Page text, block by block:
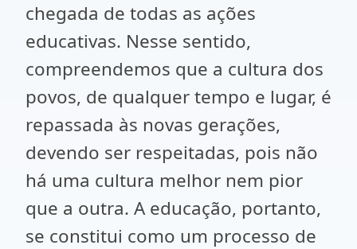
chegada de todas as ações
educativas. Nesse sentido,
compreendemos que a cultura dos
povos, de qualquer tempo e lugar, é
repassada às novas gerações,
devendo ser respeitadas, pois não
há uma cultura melhor nem pior
que a outra. A educação, portanto,
se constitui como um processo de